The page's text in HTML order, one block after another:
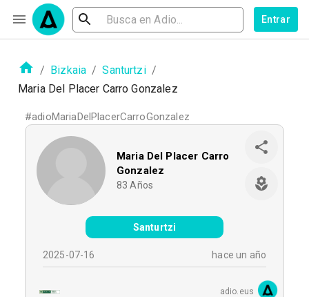
Entrar
/ Bizkaia / Santurtzi /
Maria Del Placer Carro Gonzalez
#adioMariaDelPlacerCarroGonzalez
Maria Del Placer Carro
Gonzalez
83 Años
Santurtzi
2025-07-16 hace un año
adio.eus